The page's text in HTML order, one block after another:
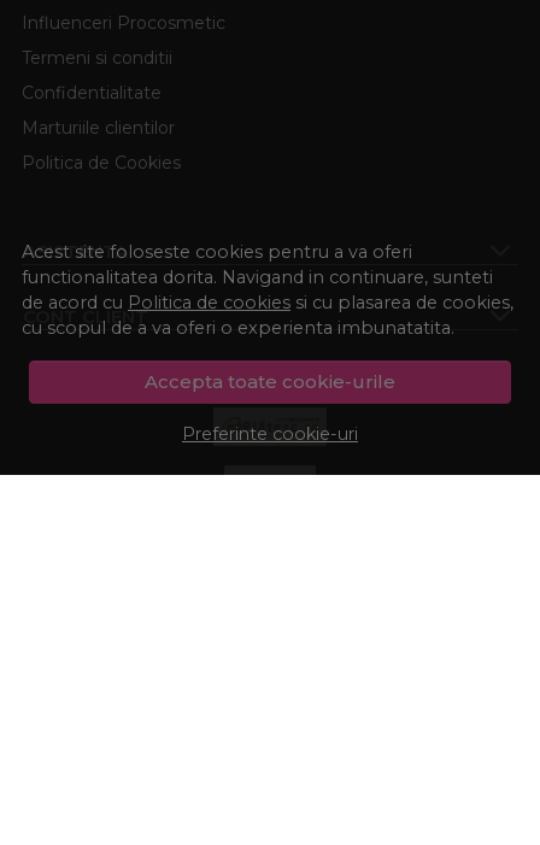
Acest site foloseste cookies pentru a va oferi
functionalitatea dorita. Navigand in continuare, sunteti
de acord cu Politica de cookies si cu plasarea de cookies,
cu scopul de a va oferi o experienta imbunatatita.
Accepta toate cookie-urile
Preferinte cookie-uri
Influenceri Procosmetic
Termeni si conditii
Confidentialitate
Marturiile clientilor
Politica de Cookies
ASISTENTA
CONT CLIENT